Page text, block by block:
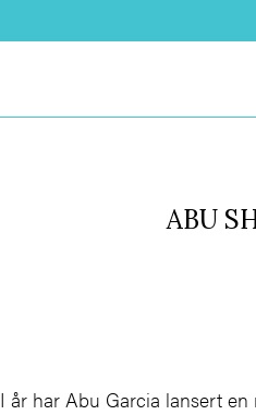
ABU
I år har Abu Garcia lansert